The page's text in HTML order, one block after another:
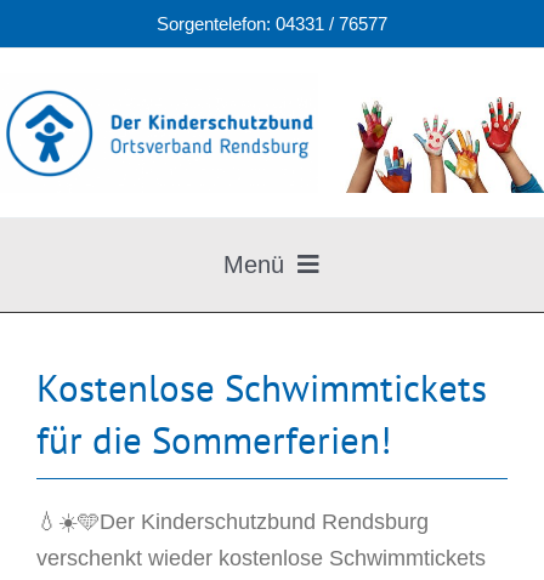
Inhalt
springen
Sorgentelefon: 04331 / 76577
Menü
Home
Links
Kontakt
Kostenlose Schwimmtickets
für die Sommerferien!
💧☀️🩵Der Kinderschutzbund Rendsburg
verschenkt wieder kostenlose Schwimmtickets